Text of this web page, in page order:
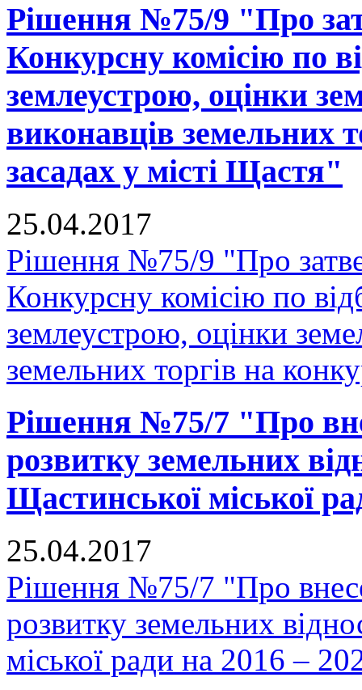
Рішення №75/9 "Про
Конкурсну комісію по
землеустрою, оцінки
виконавців земельних
засадах у місті Щастя"
25.04.2017
Рішення №75/9 "Про
Конкурсну комісію по
землеустрою, оцінки
земельних торгів на
Рішення №75/7 "Про
розвитку земельних
Щастинської міської
25.04.2017
Рішення №75/7 "Про
розвитку земельних
міської ради на 2016 –